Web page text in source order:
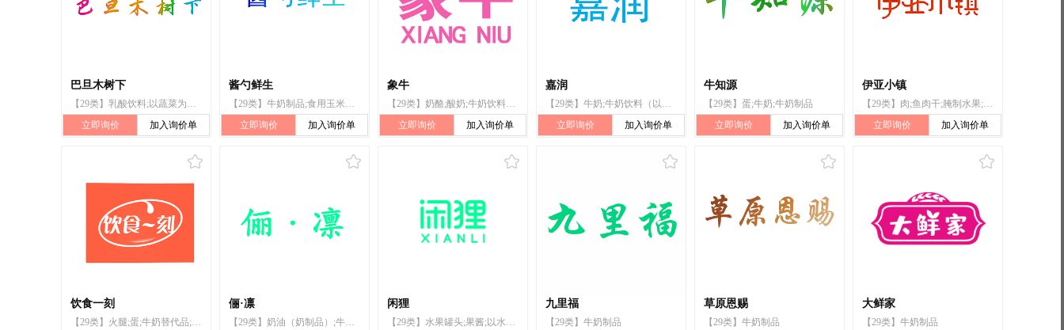
巴旦木树下
【29类】乳酸饮料;以蔬菜为主的零食小吃;牛奶制品;豆奶;蛋白质牛奶;加工过的坚果;牛奶饮料（以牛奶为主）;以水果为主的零食小吃;奶茶（以奶为主）;牛奶;酸奶
立即询价
加入询价单
酱勺鲜生
【29类】牛奶制品;食用玉米油;豆腐
立即询价
加入询价单
象牛
【29类】奶酪;酸奶;牛奶饮料（以牛奶为主）;蛋白质牛奶;奶粉;加过调味品的牛奶;以奶为主的奶饮料;以牛奶为主的牛奶饮料;饮用酸奶;孕妇、哺乳期妇女食用奶粉;中老年人专用奶粉;酸奶制成的饮料;酸奶制饮料;酸乳;羊奶;发酵牛奶;食用油
立即询价
加入询价单
嘉润
【29类】牛奶;牛奶饮料（以牛奶为主）;奶茶（以奶为主）;豆浆;花生浆;食用油;果冻;加工过的坚果;可可牛奶（以奶为主）;以椰浆为主的饮料
立即询价
加入询价单
牛知源
【29类】蛋;牛奶;牛奶制品
立即询价
加入询价单
伊亚小镇
【29类】肉;鱼肉干;腌制水果;腌制蔬菜;蛋;牛奶饮料(以牛奶为主);食用油脂;果冻;加工过的坚果;水果罐头
立即询价
加入询价单
饮食一刻
【29类】火腿;蛋;牛奶替代品;豆腐制品;加工过的坚果;土豆片;鱼制食品;牛奶制品;奶茶（以奶为主）;果冻
俪·凛
【29类】奶油（奶制品）;牛奶饮料（以牛奶为主）;豆奶;炼乳;奶茶（以奶为主）;酸奶;奶制品;奶昔;牛奶替代品;可可奶（以奶为主）
闲狸
【29类】水果罐头;果酱;以水果为主的零食小吃;加工过的水果;牛奶;牛奶饮料(以牛奶为主);加工过的坚果;已调味的坚果;以果蔬为主的零食小吃;加工过的槟榔
九里福
【29类】牛奶制品
草原恩赐
【29类】牛奶制品
大鲜家
【29类】牛奶制品